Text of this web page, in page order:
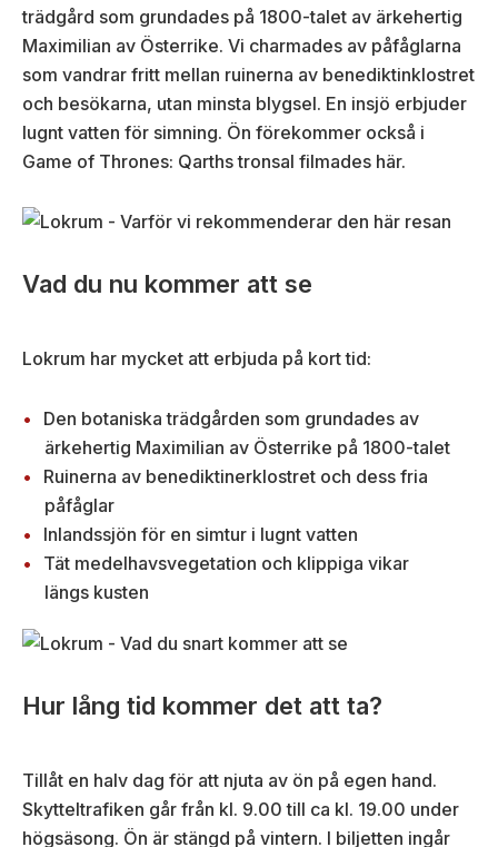
trädgård som grundades på 1800-talet av ärkehertig
Maximilian av Österrike. Vi charmades av påfåglarna
som vandrar fritt mellan ruinerna av benediktinklostret
och besökarna, utan minsta blygsel. En insjö erbjuder
lugnt vatten för simning. Ön förekommer också i
Game of Thrones: Qarths tronsal filmades här.
Vad du nu kommer att se
Lokrum har mycket att erbjuda på kort tid:
Den botaniska trädgården som grundades av
ärkehertig Maximilian av Österrike på 1800-talet
Ruinerna av benediktinerklostret och dess fria
påfåglar
Inlandssjön för en simtur i lugnt vatten
Tät medelhavsvegetation och klippiga vikar
längs kusten
Hur lång tid kommer det att ta?
Tillåt en halv dag för att njuta av ön på egen hand.
Skytteltrafiken går från kl. 9.00 till ca kl. 19.00 under
högsäsong. Ön är stängd på vintern. I biljetten ingår